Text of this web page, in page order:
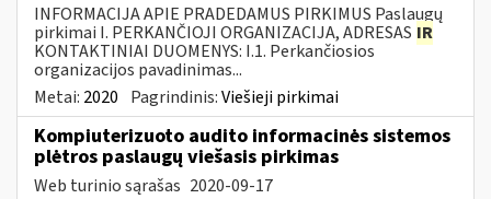
INFORMACIJA APIE PRADEDAMUS PIRKIMUS Paslaugų
pirkimai I. PERKANČIOJI ORGANIZACIJA, ADRESAS IR
KONTAKTINIAI DUOMENYS: I.1. Perkančiosios
organizacijos pavadinimas...
Metai: 2020 Pagrindinis:Viešieji pirkimai
Kompiuterizuoto audito informacinės sistemos
plėtros paslaugų viešasis pirkimas
Web turinio sąrašas 2020-09-17